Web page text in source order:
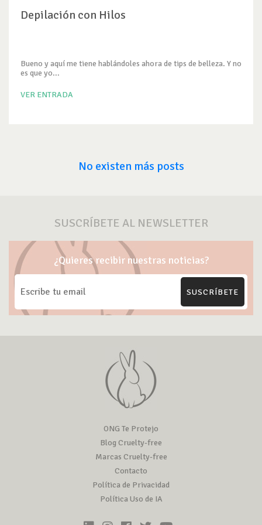
Depilación con Hilos
Bueno y aquí me tiene hablándoles ahora de tips de belleza. Y no
es que yo...
VER ENTRADA
No existen más posts
SUSCRÍBETE AL NEWSLETTER
¿Quieres recibir nuestras noticias?
SUSCRÍBETE
ONG Te Protejo
Blog Cruelty-free
Marcas Cruelty-free
Contacto
Política de Privacidad
Política Uso de IA